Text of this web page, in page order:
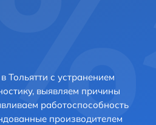
Тольятти с устранением
выявляем причины
работоспособность
производителем